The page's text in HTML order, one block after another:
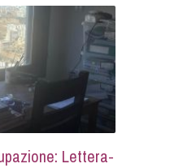
Lettera-